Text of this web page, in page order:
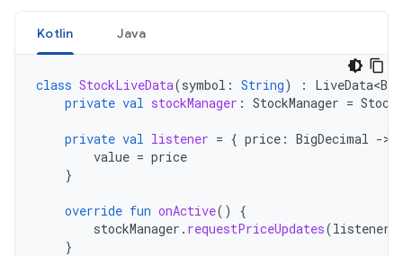
Kotlin Java
class StockLiveData(symbol : String) :
private val stockManager : StockManager =
private val listener = { price : BigDecimal -
value = price
}
override fun onActive()
{
stockManager . requestPriceUpdates(listener
}